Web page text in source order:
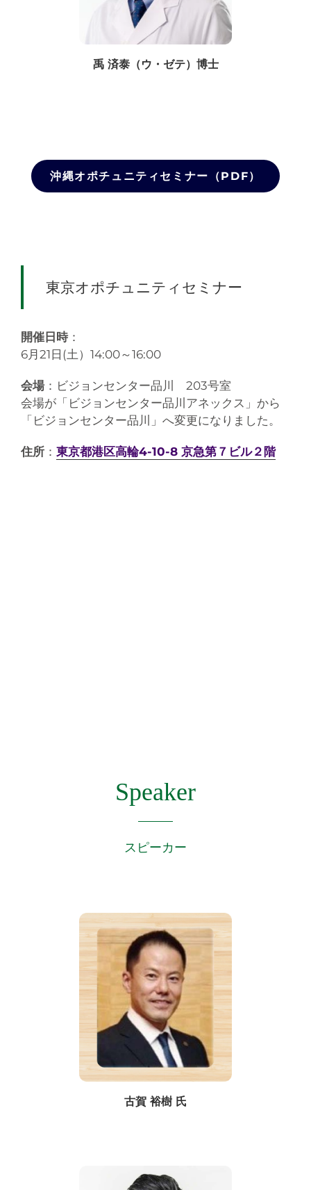
禹 済泰（ウ・ゼテ）博士
沖縄オポチュニティセミナー（PDF）
東京オポチュニティセミナー
開催日時：
6月21日(土）14:00～16:00
会場：ビジョンセンター品川 203号室
会場が「ビジョンセンター品川アネックス」から
「ビジョンセンター品川」へ変更になりました。
住所： 東京都港区高輪4-10-8 京急第７ビル２階
Speaker
スピーカー
古賀 裕樹 氏